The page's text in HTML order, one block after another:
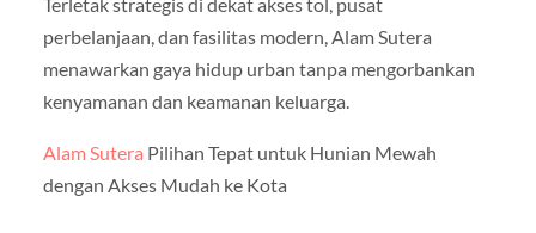
perbelanjaan, dan fasilitas modern, Alam Sutera
menawarkan gaya hidup urban tanpa mengorbankan
kenyamanan dan keamanan keluarga.
Alam Sutera Pilihan Tepat untuk Hunian Mewah
dengan Akses Mudah ke Kota